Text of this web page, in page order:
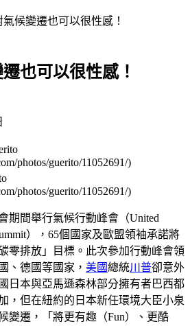
候變遷也可以很性感！
也可以很性感！
photos/guerito/11052691/)
期間舉行氣候行動峰會（United
），65個國家及歐盟領袖承諾將
零排放」目標。此次參加行動峰會領
、德國等國家， 美國總統川普卻意外
日本與亞馬遜森林部分擁有者巴西都
，但在紐約的日本新任環境大臣小泉
變遷，「將更有趣（Fun）、更酷